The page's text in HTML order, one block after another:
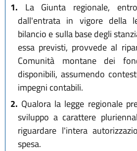
1. La Giunta regionale,
dall'entrata in vigore della
bilancio e sulla base degli
essa previsti, provvede al
Comunità montane dei
disponibili, assumendo
impegni contabili.
2. Qualora la legge regionale
sviluppo a carattere
riguardare l'intera
spesa.